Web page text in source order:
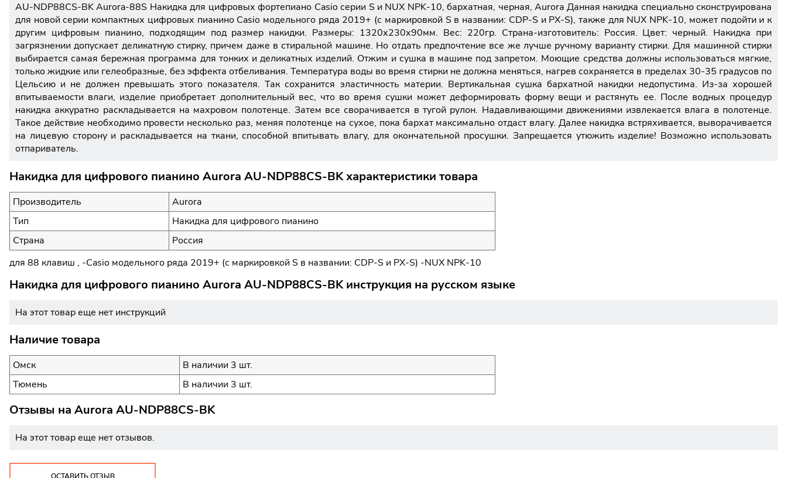
AU-NDP88CS-BK Aurora-88S Накидка для цифровых фортепиано Casio серии S и NUX NPK-10, бархатная, черная, Aurora Данная накидка специально сконструирована
для новой серии компактных цифровых пианино Casio модельного ряда 2019+ (с маркировкой S в названии: CDP-S и PX-S), также для NUX NPK-10, может подойти и к
другим цифровым пианино, подходящим под размер накидки. Размеры: 1320х230х90мм. Вес: 220гр. Страна-изготовитель: Россия. Цвет: черный. Накидка при
загрязнении допускает деликатную стирку, причем даже в стиральной машине. Но отдать предпочтение все же лучше ручному варианту стирки. Для машинной стирки
выбирается самая бережная программа для тонких и деликатных изделий. Отжим и сушка в машине под запретом. Моющие средства должны использоваться мягкие,
только жидкие или гелеобразные, без эффекта отбеливания. Температура воды во время стирки не должна меняться, нагрев сохраняется в пределах 30-35 градусов по
Цельсию и не должен превышать этого показателя. Так сохранится эластичность материи. Вертикальная сушка бархатной накидки недопустима. Из-за хорошей
впитываемости влаги, изделие приобретает дополнительный вес, что во время сушки может деформировать форму вещи и растянуть ее. После водных процедур
накидка аккуратно раскладывается на махровом полотенце. Затем все сворачивается в тугой рулон. Надавливающими движениями извлекается влага в полотенце.
Такое действие необходимо провести несколько раз, меняя полотенце на сухое, пока бархат максимально отдаст влагу. Далее накидка встряхивается, выворачивается
на лицевую сторону и раскладывается на ткани, способной впитывать влагу, для окончательной просушки. Запрещается утюжить изделие! Возможно использовать
отпариватель.
Накидка для цифрового пианино Aurora AU-NDP88CS-BK характеристики товара
Производитель
Aurora
Тип
Накидка для цифрового пианино
Страна
Россия
для 88 клавиш , -Casio модельного ряда 2019+ (с маркировкой S в названии: CDP-S и PX-S) -NUX NPK-10
Накидка для цифрового пианино Aurora AU-NDP88CS-BK инструкция на русском языке
На этот товар еще нет инструкций
Наличие товара
Омск
В наличии 3 шт.
Тюмень
В наличии 3 шт.
Отзывы на Aurora AU-NDP88CS-BK
На этот товар еще нет отзывов.
ОСТАВИТЬ ОТЗЫВ